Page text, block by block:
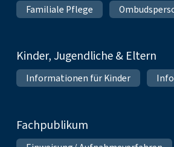
Familiale Pflege
Kinder, Jugendliche & Eltern
Informationen für Kinder
Fachpublikum